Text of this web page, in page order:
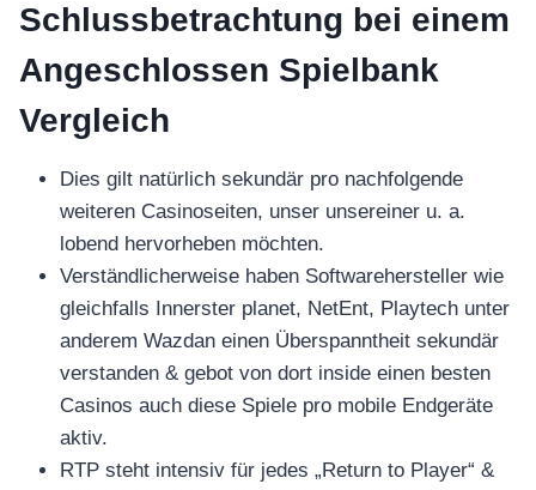
Schlussbetrachtung bei einem
Angeschlossen Spielbank
Vergleich
Dies gilt natürlich sekundär pro nachfolgende
weiteren Casinoseiten, unser unsereiner u. a.
lobend hervorheben möchten.
Verständlicherweise haben Softwarehersteller wie
gleichfalls Innerster planet, NetEnt, Playtech unter
anderem Wazdan einen Überspanntheit sekundär
verstanden & gebot von dort inside einen besten
Casinos auch diese Spiele pro mobile Endgeräte
aktiv.
RTP steht intensiv für jedes „Return to Player“ &